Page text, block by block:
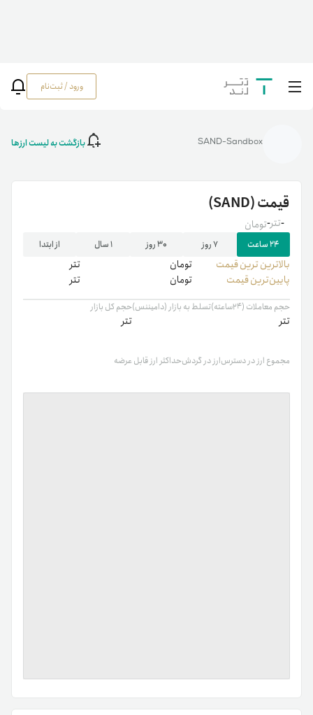
ورود / ثبت‌نام خانه رمزارزها/
قیمت سندباکس (SAND) | خرید SAND | قیمت لحظه‌ای سندباکس
SAND-Sandbox بازگشت به لیست ارزها
قیمت(SAND)
-تومان -تتر
۲۴ ساعت ۷ روز ۳۰ روز ۱ سال از ابتدا
بالاترین ‌ترین قیمت تومان
تتر
پایین‌ترین قیمت
تومان تتر
حجم معاملات (۲۴ساعته)
تتر
تسلط به بازار (دامیننس)حجم کل بازار
تتر
مجموع ارز در دسترسارز در گردشحداکثر ارز قابل عرضه